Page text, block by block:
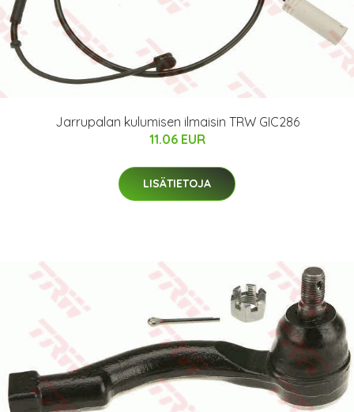
Jarrupalan kulumisen ilmaisin TRW GIC286
11.06 EUR
LISÄTIETOJA